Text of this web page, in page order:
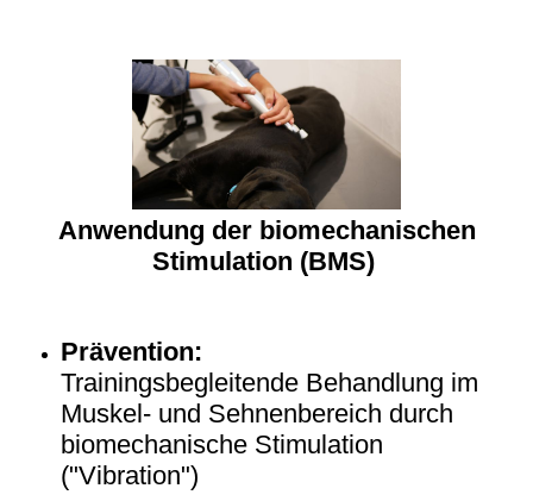
Anwendung der biomechanischen
Stimulation (BMS)
Prävention:
Trainingsbegleitende Behandlung im
Muskel- und Sehnenbereich durch
biomechanische Stimulation
("Vibration")